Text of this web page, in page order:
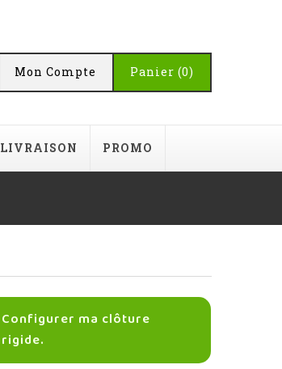
Panier (0)
Mon Compte
LIVRAISON PROMO
Configurer ma clôture
rigide.